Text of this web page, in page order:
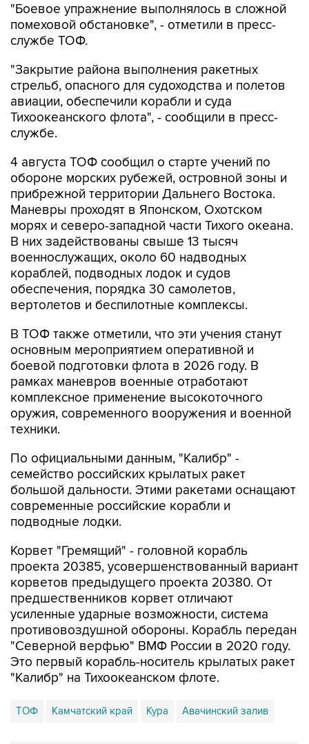
"Боевое упражнение выполнялось в сложной
помеховой обстановке", - отметили в пресс-
службе ТОФ.
"Закрытие района выполнения ракетных
стрельб, опасного для судоходства и полетов
авиации, обеспечили корабли и суда
Тихоокеанского флота", - сообщили в пресс-
службе.
4 августа ТОФ сообщил о старте учений по
обороне морских рубежей, островной зоны и
прибрежной территории Дальнего Востока.
Маневры проходят в Японском, Охотском
морях и северо-западной части Тихого океана.
В них задействованы свыше 13 тысяч
военнослужащих, около 60 надводных
кораблей, подводных лодок и судов
обеспечения, порядка 30 самолетов,
вертолетов и беспилотные комплексы.
В ТОФ также отметили, что эти учения станут
основным мероприятием оперативной и
боевой подготовки флота в 2026 году. В
рамках маневров военные отработают
комплексное применение высокоточного
оружия, современного вооружения и военной
техники.
По официальными данным, "Калибр" -
семейство российских крылатых ракет
большой дальности. Этими ракетами оснащают
современные российские корабли и
подводные лодки.
Корвет "Гремящий" - головной корабль
проекта 20385, усовершенствованный вариант
корветов предыдущего проекта 20380. От
предшественников корвет отличают
усиленные ударные возможности, система
противовоздушной обороны. Корабль передан
"Северной верфью" ВМФ России в 2020 году.
Это первый корабль-носитель крылатых ракет
"Калибр" на Тихоокеанском флоте.
ТОФ Камчатский край Кура Авачинский залив